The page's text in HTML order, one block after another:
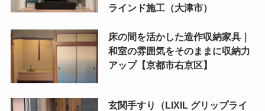
ラインド施工（大津市）
床の間を活かした造作収納家具｜
和室の雰囲気をそのままに収納力
アップ【京都市右京区】
玄関手すり（LIXIL グリップライ